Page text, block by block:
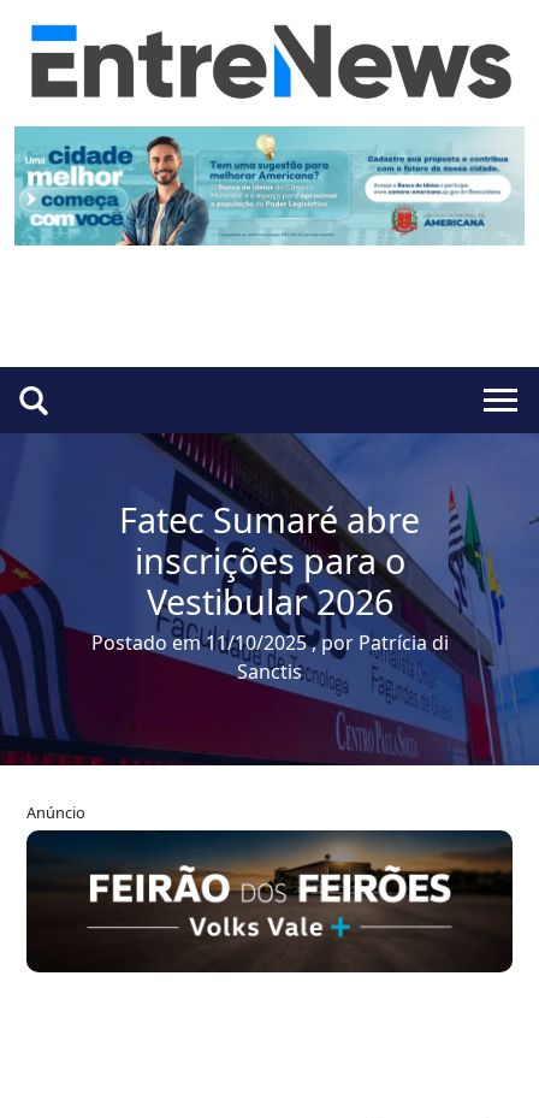
Fatec Sumaré abre
inscrições para o
Vestibular 2026
Postado em 11/10/2025 , por Patrícia di
Sanctis
Anúncio